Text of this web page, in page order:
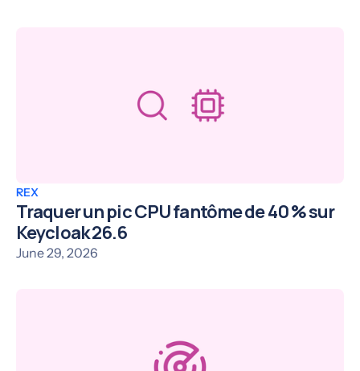
REX
Traquer un pic CPU fantôme de 40 % sur
Keycloak 26.6
June 29, 2026